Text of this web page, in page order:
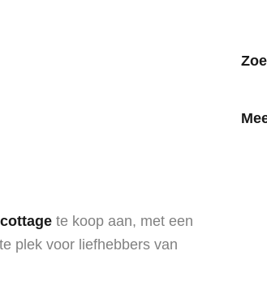
cottage te koop aan, met een
plek voor liefhebbers van